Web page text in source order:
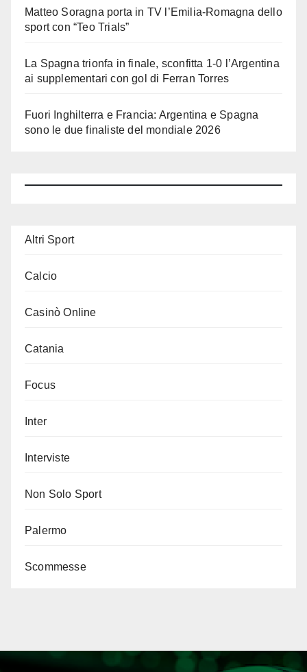
Matteo Soragna porta in TV l’Emilia-Romagna dello
sport con “Teo Trials”
La Spagna trionfa in finale, sconfitta 1-0 l’Argentina
ai supplementari con gol di Ferran Torres
Fuori Inghilterra e Francia: Argentina e Spagna
sono le due finaliste del mondiale 2026
Altri Sport
Calcio
Casinò Online
Catania
Focus
Inter
Interviste
Non Solo Sport
Palermo
Scommesse